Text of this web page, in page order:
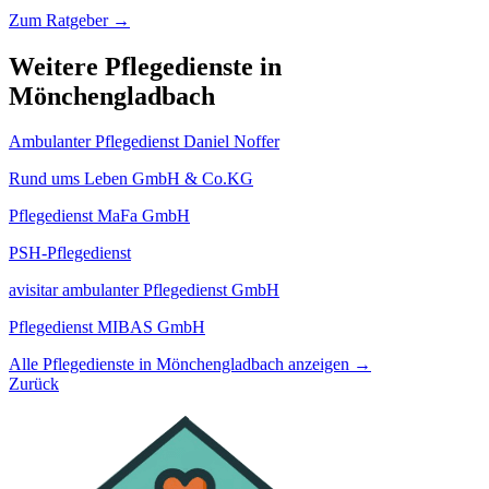
Zum Ratgeber →
Weitere Pflegedienste in
Mönchengladbach
Ambulanter Pflegedienst Daniel Noffer
Rund ums Leben GmbH & Co.KG
Pflegedienst MaFa GmbH
PSH-Pflegedienst
avisitar ambulanter Pflegedienst GmbH
Pflegedienst MIBAS GmbH
Alle Pflegedienste in Mönchengladbach anzeigen →
Zurück